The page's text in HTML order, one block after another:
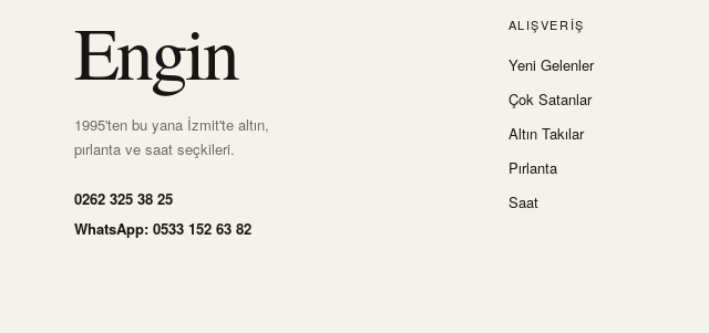
Engin
1995'ten bu yana İzmit'te altın,
pırlanta ve saat seçkileri.
0262 325 38 25
WhatsApp: 0533 152 63 82
ALIŞVERIŞ
Yeni Gelenler
Çok Satanlar
Altın Takılar
Pırlanta
Saat